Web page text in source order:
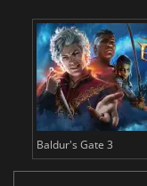
Baldur's Gate 3